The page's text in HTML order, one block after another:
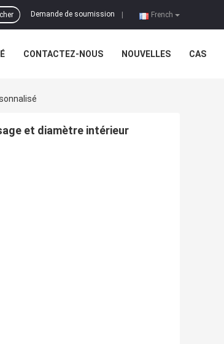
French
Demande de soumission
CONTACTEZ-NOUS NOUVELLES CAS
et diamètre intérieur